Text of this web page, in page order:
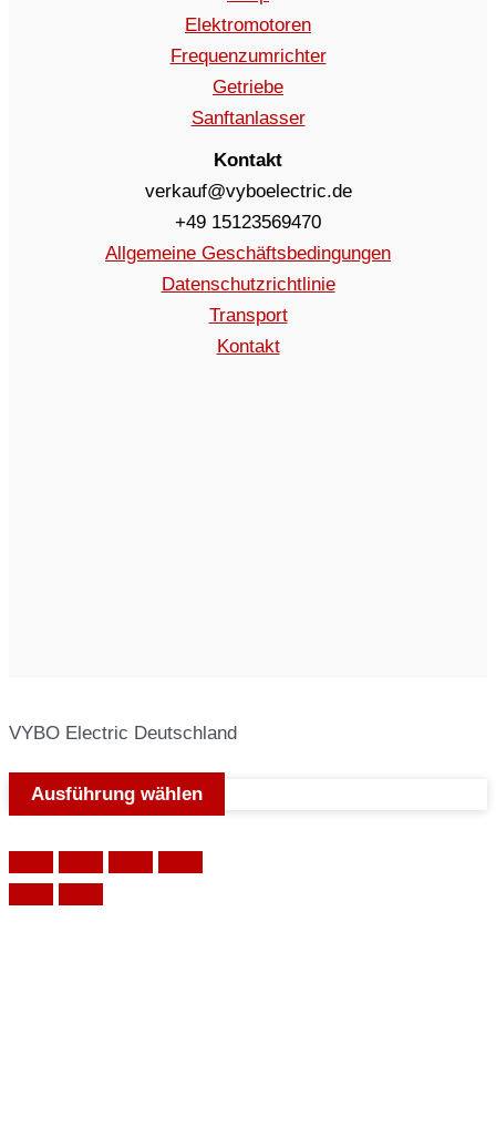
Elektromotoren
Frequenzumrichter
Getriebe
Sanftanlasser
Kontakt
verkauf@vyboelectric.de
+49 15123569470
Allgemeine Geschäftsbedingungen
Datenschutzrichtlinie
Transport
Kontakt
VYBO Electric Deutschland
Ausführung wählen